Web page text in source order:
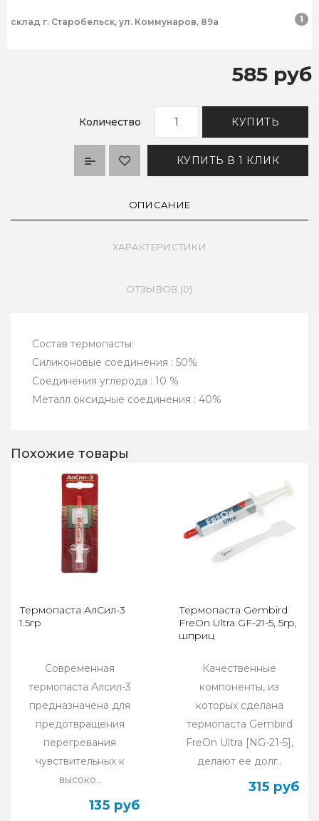
склад г. Старобельск, ул. Коммунаров, 89а 1
585 руб
Количество КУПИТЬ
КУПИТЬ В 1 КЛИК
ОПИСАНИЕ
ХАРАКТЕРИСТИКИ
ОТЗЫВОВ (0)
Состав термопасты:
Силиконовые соединения : 50%
Соединения углерода : 10 %
Металл оксидные соединения : 40%
Похожие товары
Термопаста АлСил-3
1.5гр
Современная
термопаста Алсил-3
предназначена для
предотвращения
перегревания
чувствительных к
высоко..
135 руб
Термопаста Gembird
FreOn Ultra GF-21-5, 5гр,
шприц
Качественные
компоненты, из
которых сделана
термопаста Gembird
FreOn Ultra [NG-21-5],
делают ее долг..
315 руб